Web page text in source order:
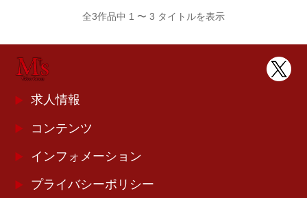
全3作品中 1 〜 3 タイトルを表示
求人情報
コンテンツ
インフォメーション
プライバシーポリシー